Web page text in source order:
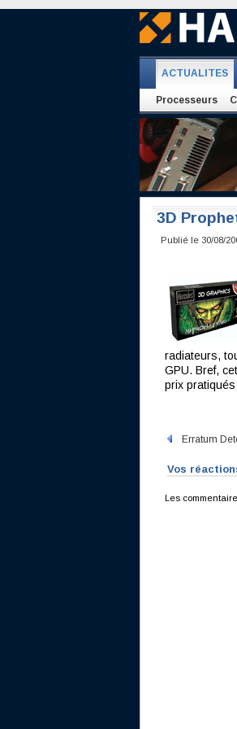
ACTUALITES
Processeurs
3D
Publié le 30/08/
radiateurs,
GPU. Bref,
prix
Erratum
Vos
Les